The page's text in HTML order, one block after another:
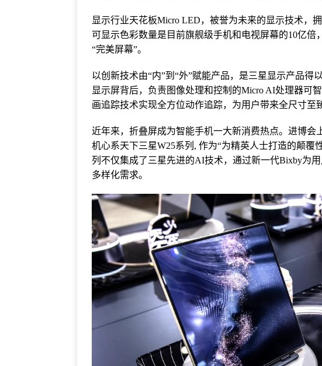
显示行业天花板Micro LED，被誉为未来的显示技术，
可显示色彩数量是目前旗舰级手机和电视屏幕的10亿
“完美屏幕”。
以创新技术由“内”到“外”赋能产品，是三星显示产品得
显示屏背后，负责图像处理和控制的Micro AI处理器可
画追踪技术实现全方位动作追踪，为用户带来全尺寸至
近年来，折叠屏成为智能手机一大新消费热点。进博会
机心系天下三星W25系列, 作为“为精英人士打造的颠覆
列不仅集成了三星先进的AI技术，通过新一代Bixby为
多样化需求。